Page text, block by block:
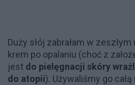
Duży słój zabrałam w
krem po opalaniu (choć z
jest do pielęgnacji skóry
do atopii). Używaliśmy go